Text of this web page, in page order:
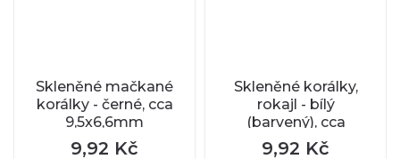
Skleněné mačkané
korálky - černé, cca
9,5x6,6mm
9,92 Kč
Skleněné korálky,
rokajl - bílý
(barvený), cca
3,2x2,1mm
9,92 Kč